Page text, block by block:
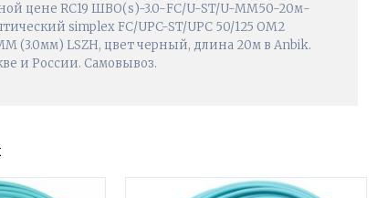
цене RC19 ШВО(s)-3.0-FC/U-ST/U-MM50-20м-
simplex FC/UPC-ST/UPC 50/125 OM2
(3.0мм) LSZH, цвет черный, длина 20м в Anbik.
и России. Самовывоз.